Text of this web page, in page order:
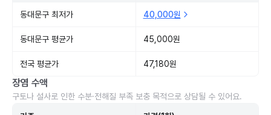
동대문구 최저가 40,000원
동대문구 평균가 45,000원
전국 평균가 47,180원
장염 수액
구토나 설사로 인한 수분·전해질 부족 보충 목적으로 상담될 수 있어요.